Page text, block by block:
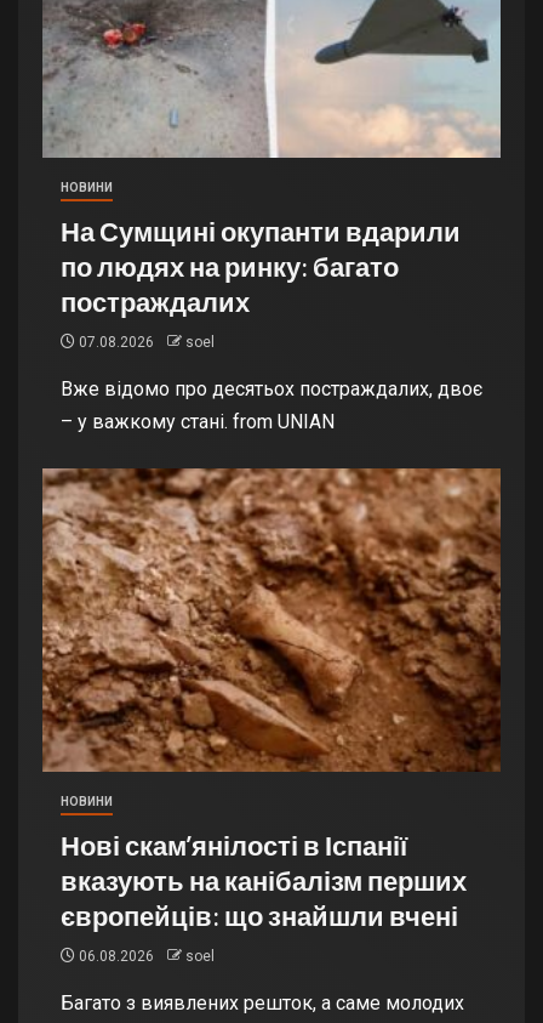
НОВИНИ
На Сумщині окупанти вдарили
по людях на ринку: багато
постраждалих
07.08.2026 soel
Вже відомо про десятьох постраждалих, двоє
– у важкому стані. from UNIAN
НОВИНИ
Нові скам’янілості в Іспанії
вказують на канібалізм перших
європейців: що знайшли вчені
06.08.2026 soel
Багато з виявлених решток, а саме молодих